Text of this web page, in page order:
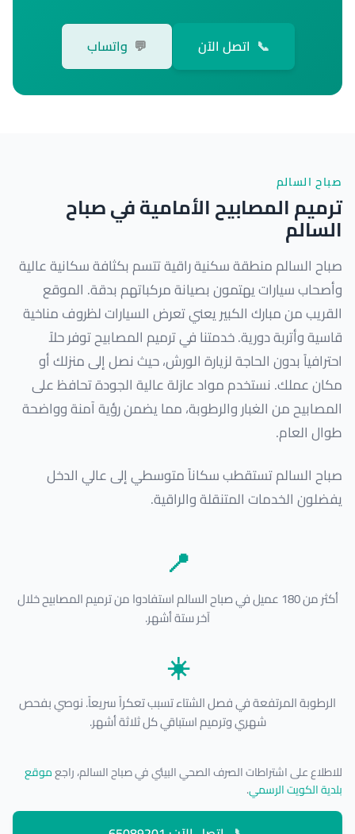
📞 اتصل الآن 💬 واتساب
صباح السالم
ترميم المصابيح الأمامية في صباح
السالم
صباح السالم منطقة سكنية راقية تتسم بكثافة سكانية عالية
وأصحاب سيارات يهتمون بصيانة مركباتهم بدقة. الموقع
القريب من مبارك الكبير يعني تعرض السيارات لظروف مناخية
قاسية وأتربة دورية. خدمتنا في ترميم المصابيح توفر حلاً
احترافياً بدون الحاجة لزيارة الورش، حيث نصل إلى منزلك أو
مكان عملك. نستخدم مواد عازلة عالية الجودة تحافظ على
المصابيح من الغبار والرطوبة، مما يضمن رؤية آمنة وواضحة
طوال العام.
صباح السالم تستقطب سكاناً متوسطي إلى عالي الدخل
يفضلون الخدمات المتنقلة والراقية.
📍
أكثر من 180 عميل في صباح السالم استفادوا من ترميم المصابيح خلال
آخر ستة أشهر.
☀️
الرطوبة المرتفعة في فصل الشتاء تسبب تعكراً سريعاً. نوصي بفحص
شهري وترميم استباقي كل ثلاثة أشهر.
للاطلاع على اشتراطات الصرف الصحي البيئي في صباح السالم، راجعموقع
بلدية الكويت الرسمي.